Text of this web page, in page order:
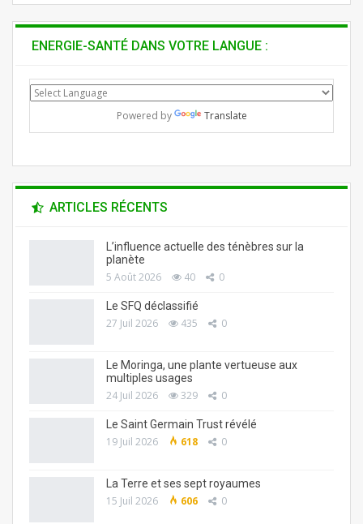
ENERGIE-SANTÉ DANS VOTRE LANGUE :
Powered by Translate
ARTICLES RÉCENTS
L’influence actuelle des ténèbres sur la
planète
5 Août 2026 40 0
Le SFQ déclassifié
27 Juil 2026 435 0
Le Moringa, une plante vertueuse aux
multiples usages
24 Juil 2026 329 0
Le Saint Germain Trust révélé
19 Juil 2026 618 0
La Terre et ses sept royaumes
15 Juil 2026 606 0